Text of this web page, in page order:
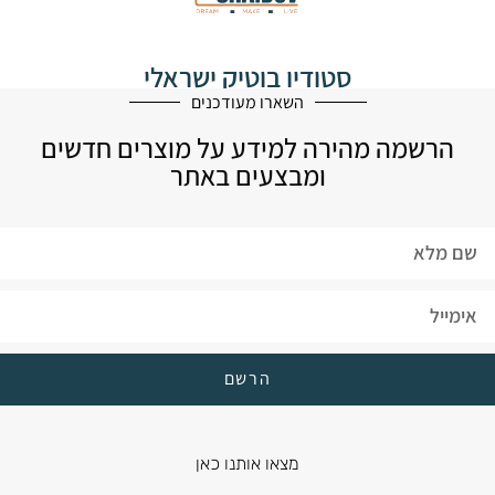
סטודיו בוטיק ישראלי
לעיצוב הבית
השארו מעודכנים
הרשמה מהירה למידע על מוצרים חדשים
ומבצעים באתר
הרשם
מצאו אותנו כאן